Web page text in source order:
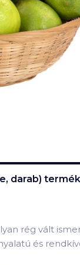
darab)
rég vált
és